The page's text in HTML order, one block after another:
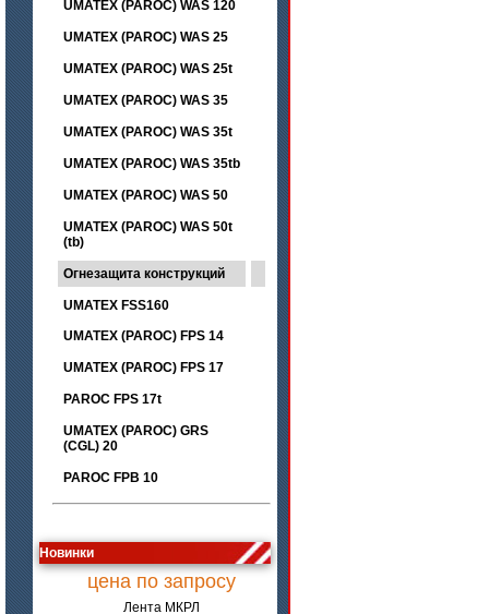
UMATEX (PAROC) WAS 120
UMATEX (PAROC) WAS 25
UMATEX (PAROC) WAS 25t
UMATEX (PAROC) WAS 35
UMATEX (PAROC) WAS 35t
UMATEX (PAROC) WAS 35tb
UMATEX (PAROC) WAS 50
UMATEX (PAROC) WAS 50t
(tb)
Огнезащита конструкций
UMATEX FSS160
UMATEX (PAROC) FPS 14
UMATEX (PAROC) FPS 17
PAROC FPS 17t
UMATEX (PAROC) GRS
(CGL) 20
PAROC FPB 10
Новинкицена по запросу
Лента МКРЛ